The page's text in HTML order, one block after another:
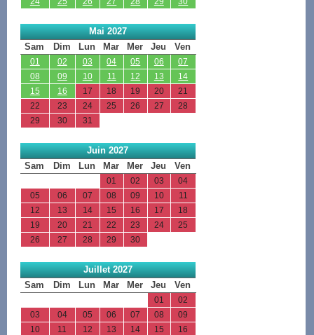
Mai 2027
Sam
Dim Lun Mar Mer Jeu Ven
01 02 03 04 05 06
07
08
09 10 11 12 13
14
15
16 17 18 19 20
21
22
23 24 25 26 27
28
29
30 31
Juin 2027
Sam
Dim Lun Mar Mer Jeu Ven
01 02 03
04
05
06 07 08 09 10
11
12
13 14 15 16 17
18
19
20 21 22 23 24
25
26
27 28 29 30
Juillet 2027
Sam
Dim Lun Mar Mer Jeu Ven
01
02
03
04 05 06 07 08
09
10
11 12 13 14 15 16